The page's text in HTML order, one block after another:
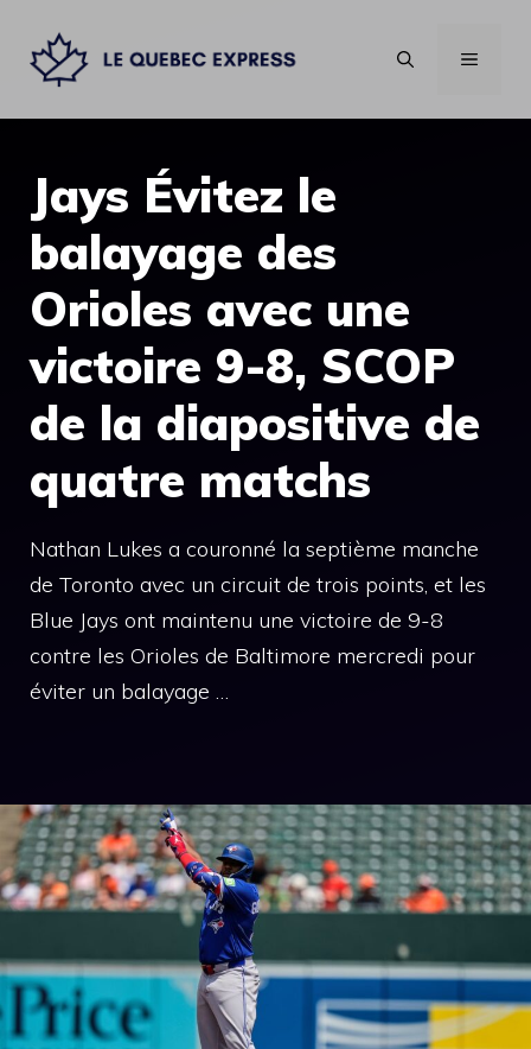
contenu
MENU
Jays Évitez le
balayage des
Orioles avec une
victoire 9-8, SCOP
de la diapositive de
quatre matchs
Nathan Lukes a couronné la septième manche
de Toronto avec un circuit de trois points, et les
Blue Jays ont maintenu une victoire de 9-8
contre les Orioles de Baltimore mercredi pour
éviter un balayage …